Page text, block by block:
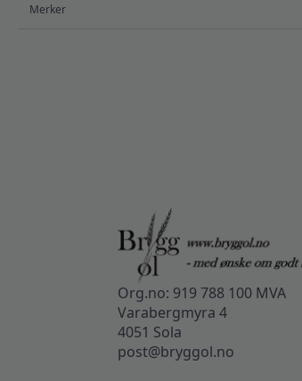
Merker
Org.no: 919 788 100 MVA
Varabergmyra 4
4051 Sola
post@bryggol.no